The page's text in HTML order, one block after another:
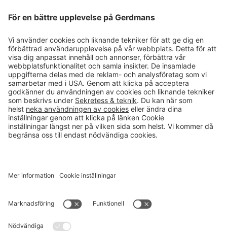
Läsvärt
Kontakt
info@gerdmans.se
0433-740 80
Kundservice öppettider
Vardagar 07.30-17.00
© 2026 Gerdmans Inredningar AB Alla priser är exklusive moms.
Cookie inställningar